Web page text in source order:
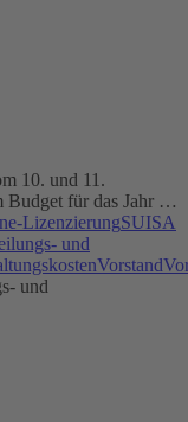
10. und 11.
Budget für das Jahr …
LizenzierungSUISA
und
Vorstand